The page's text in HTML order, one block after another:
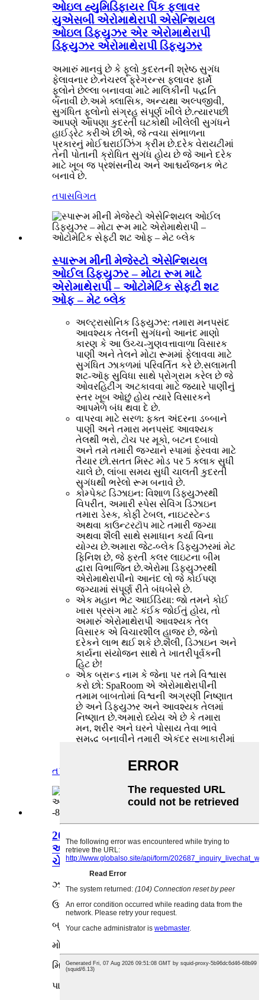
ઓઇલ હ્યુમિડિફાયર પિંક ફ્લાવર
યુએસબી એરોમાથેરાપી એસેન્શિયલ
ઓઇલ ડિફ્યુઝર એર એરોમાથેરાપી
ડિફ્યુઝર એરોમાથેરાપી ડિફ્યુઝર
અમારું માનવું છે કે ફૂલો કુદરતની શ્રેષ્ઠ સુગંધ
ફેલાવનાર છે.નેચરલ ફ્રેગરન્સ ફ્લાવર ફાર્મે
ફૂલોને છેલ્લા બનાવવા માટે માલિકીની પદ્ધતિ
બનાવી છે.અમે ક્લાસિક, અન્યથા અલ્પજીવી,
સુગંધિત ફૂલોનો સંગ્રહ સંપૂર્ણ ખીલે છે.ત્યારપછી
આપણે આપણા કુદરતી ઘટકોથી ખીલેલી સુગંધને
હાઈડ્રેટ કરીએ છીએ, જે ત્વચા સંભાળના
પ્રકારનું મોઈશ્ચરાઈઝિંગ ક્રીમ છે.દરેક વેરાયટીમાં
તેની પોતાની ક્રોધિત સુગંધ હોય છે જે આને દરેક
માટે ખૂબ જ પ્રશંસનીય અને આશ્ચર્યજનક ભેટ
બનાવે છે.
તપાસવિગત
સ્પારૂમ મીની મેજેસ્ટો એસેન્શિયલ
ઓઈલ ડિફ્યુઝર – મોટા રૂમ માટે
એરોમાથેરાપી – ઓટોમેટિક સેફ્ટી શટ
ઓફ – મેટ બ્લેક
અલ્ટ્રાસોનિક ડિફ્યુઝર: તમારા મનપસંદ
આવશ્યક તેલની સુગંધનો આનંદ માણો
કારણ કે આ ઉચ્ચ-ગુણવત્તાવાળા વિસારક
પાણી અને તેલને મોટા રૂમમાં ફેલાવવા માટે
સુગંધિત ઝાકળમાં પરિવર્તિત કરે છે.સલામતી
શટ-ઑફ સુવિધા સાથે પ્રોગ્રામ કરેલ છે જે
ઓવરહિટીંગ અટકાવવા માટે જ્યારે પાણીનું
સ્તર ખૂબ ઓછું હોય ત્યારે વિસારકને
આપમેળે બંધ થવા દે છે.
વાપરવા માટે સરળ: ફક્ત અંદરના ડબ્બાને
પાણી અને તમારા મનપસંદ આવશ્યક
તેલથી ભરો, ટોચ પર મૂકો, બટન દબાવો
અને તમે તમારી જગ્યાને સ્પામાં ફેરવવા માટે
તૈયાર છો.સતત મિસ્ટ મોડ પર 5 કલાક સુધી
ચાલે છે, લાંબા સમય સુધી ચાલતી કુદરતી
સુગંધથી ભરેલો રૂમ બનાવે છે.
કોમ્પેક્ટ ડિઝાઇન: વિશાળ ડિફ્યુઝરથી
વિપરીત, અમારી સ્પેસ સેવિંગ ડિઝાઇન
તમારા ડેસ્ક, કોફી ટેબલ, નાઇટસ્ટેન્ડ
અથવા કાઉન્ટરટૉપ માટે તમારી જગ્યા
અથવા શૈલી સાથે સમાધાન કર્યા વિના
યોગ્ય છે.અમારા જેટ-બ્લેક ડિફ્યુઝરમાં મેટ
ફિનિશ છે, જે ફરતી કલર લાઇટના બીમ
દ્વારા વિભાજિત છે.એરોમા ડિફ્યુઝરથી
એરોમાથેરાપીનો આનંદ લો જે કોઈપણ
જગ્યામાં સંપૂર્ણ રીતે બંધબેસે છે.
એક મહાન ભેટ આઈડિયા: જો તમને કોઈ
ખાસ પ્રસંગ માટે કંઈક જોઈતું હોય, તો
અમારું એરોમાથેરાપી આવશ્યક તેલ
વિસારક એ વિચારશીલ હાજર છે, જેનો
દરેકને લાભ થઈ શકે છે.શૈલી, ડિઝાઇન અને
કાર્યના સંયોજન સાથે તે ખાતરીપૂર્વકની
હિટ છે!
એક બ્રાન્ડ નામ કે જેના પર તમે વિશ્વાસ
કરો છો: SpaRoom એ એરોમાથેરાપીની
તમામ બાબતોમાં વિશ્વની અગ્રણી નિષ્ણાત
છે અને ડિફ્યુઝર અને આવશ્યક તેલમાં
નિષ્ણાત છે.અમારો ધ્યેય એ છે કે તમારા
મન, શરીર અને ઘરને પોસાય તેવા ભાવે
સમૃદ્ધ બનાવીને તમારી એકંદર સુખાકારીમાં
ઉત્પાદનો બનાવવાનો છે!
તપાસ
2022 એવરલાસ્ટિંગ ફ્લાવર એસેન્શિયલ
ઓઇલ એરોમા હ્યુમિડિફાયર 7 કલર
ચેન્જિંગ -8805
ઝડપી વિગતો
ઉદભવ ની જગ્યા:ઝેજિયાંગ, ચીન
બ્રાન્ડ નામ:મેળવનાર
મોડલ નંબર:
મિસ્ટ આઉટપુટ (ગેલન/દિવસ):30
પાવર (W):